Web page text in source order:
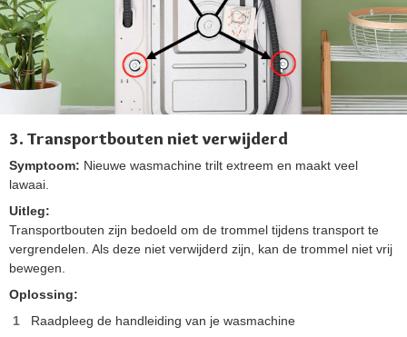
3. Transportbouten niet verwijderd
Symptoom: Nieuwe wasmachine trilt extreem en maakt veel
lawaai.
Uitleg:
Transportbouten zijn bedoeld om de trommel tijdens transport te
vergrendelen. Als deze niet verwijderd zijn, kan de trommel niet vrij
bewegen.
Oplossing:
Raadpleeg de handleiding van je wasmachine